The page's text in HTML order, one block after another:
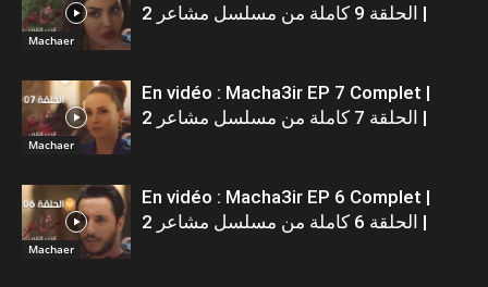
Machaer
الحلقة 9 كاملة من مسلسل مشاعر 2 |
Machaer
En vidéo : Macha3ir EP 7 Complet |
الحلقة 7 كاملة من مسلسل مشاعر 2 |
Machaer
En vidéo : Macha3ir EP 6 Complet |
الحلقة 6 كاملة من مسلسل مشاعر 2 |